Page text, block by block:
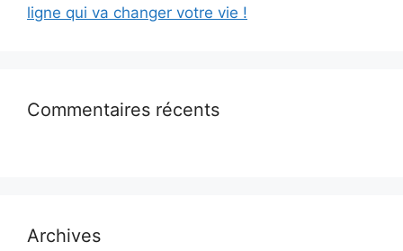
ligne qui va changer votre vie !
Commentaires récents
Archives